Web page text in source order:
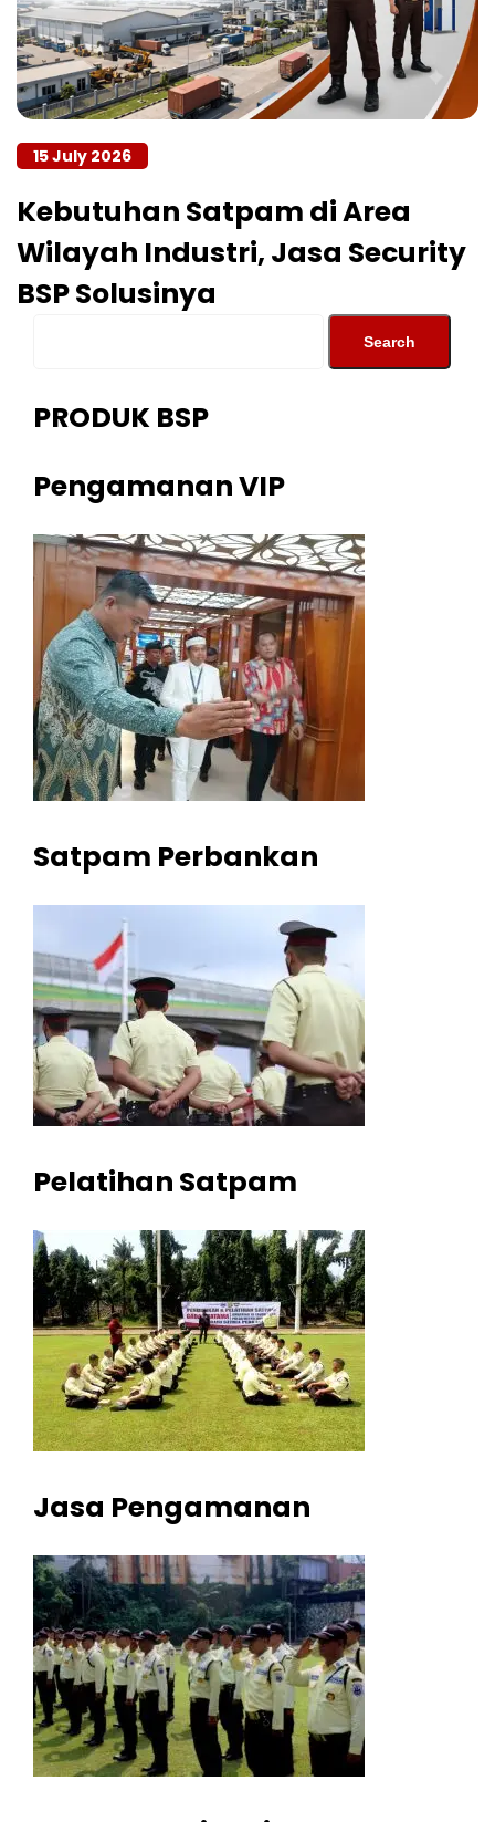
15 July 2026
Kebutuhan Satpam di Area
Wilayah Industri, Jasa Security
BSP Solusinya
PRODUK BSP
Pengamanan VIP
Satpam Perbankan
Pelatihan Satpam
Jasa Pengamanan